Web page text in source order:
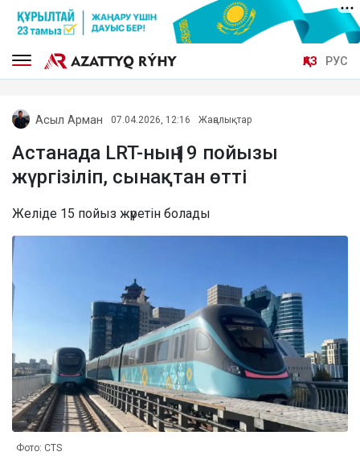
ҚАЗ РУС
Асыл Арман 07.04.2026, 12:16 Жаңалықтар
Астанада LRT-ның 19 пойызы
жүргізіліп, сынақтан өтті
Желіде 15 пойыз жүретін болады
Фото: CTS